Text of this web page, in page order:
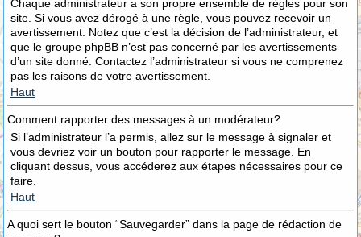
Chaque administrateur a son propre ensemble de règles pour son
site. Si vous avez dérogé à une règle, vous pouvez recevoir un
avertissement. Notez que c’est la décision de l’administrateur, et
que le groupe phpBB n’est pas concerné par les avertissements
d’un site donné. Contactez l’administrateur si vous ne comprenez
pas les raisons de votre avertissement.
Haut
Comment rapporter des messages à un modérateur?
Si l’administrateur l’a permis, allez sur le message à signaler et
vous devriez voir un bouton pour rapporter le message. En
cliquant dessus, vous accéderez aux étapes nécessaires pour ce
faire.
Haut
A quoi sert le bouton “Sauvegarder” dans la page de rédaction de